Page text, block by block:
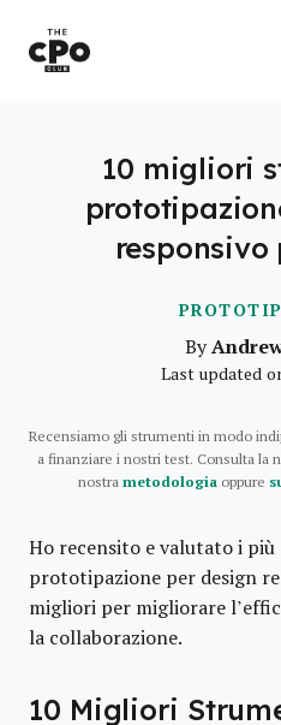
10 migliori
responsivo
By
Last updated
Recensiamo gli strumenti in modo
a finanziare i nostri test. Consulta la
nostra metodologia oppure
Ho recensito e valutato i
prototipazione per design
migliori per migliorare
la collaborazione.
10 Migliori